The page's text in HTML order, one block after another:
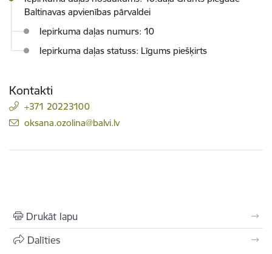
Baltinavas apvienības pārvaldei
Iepirkuma daļas numurs: 10
Iepirkuma daļas statuss: Līgums piešķirts
Kontakti
+371 20223100
E-pasts:
oksana.ozolina@balvi.lv
Drukāt lapu
Dalīties